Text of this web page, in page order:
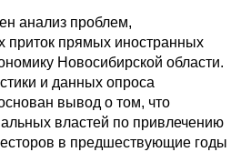
анализ проблем,
приток прямых иностранных
Новосибирской области.
и данных опроса
вывод о том, что
властей по привлечению
в предшествующие годы